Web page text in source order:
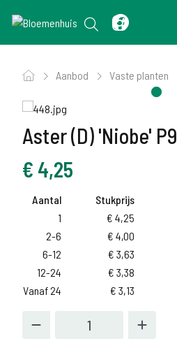
Aanbod Vaste planten
Aster (D) 'Niobe' P9
€ 4,25
Aantal
Stukprijs
1
€ 4,25
2-6
€ 4,00
6-12
€ 3,63
12-24
€ 3,38
Vanaf 24
€ 3,13